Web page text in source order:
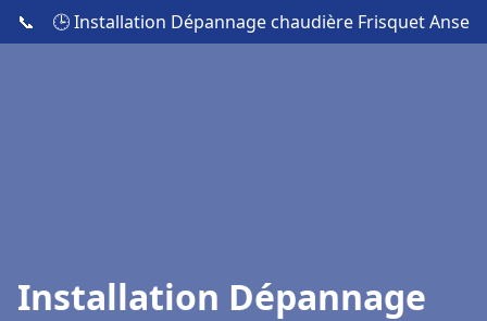
📞 🕒 Installation Dépannage chaudière Frisquet Anse
Installation Dépannage